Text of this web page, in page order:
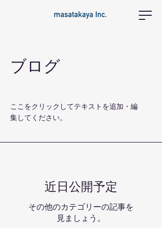
ブログ
ここをクリックしてテキストを追加・編
集してください。
近日公開予定
その他のカテゴリーの記事を
見ましょう。